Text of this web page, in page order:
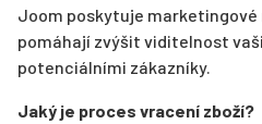
Joom poskytuje
pomáhají zvýšit viditelnost
potenciálními zákazníky.
Jaký je proces vracení zboží?